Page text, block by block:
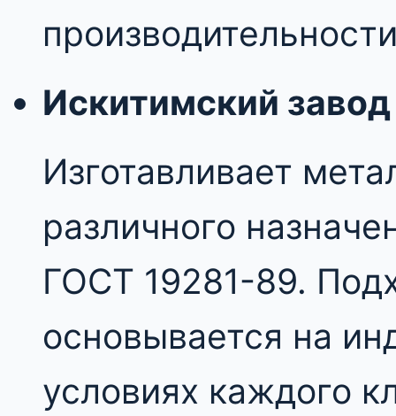
Искитимский
Изготавливает
различного
ГОСТ 19281-89.
основывается на
условиях каждого